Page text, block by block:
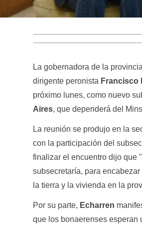
La gobernadora de la
dirigente peronista Francisco
próximo lunes, como nuevo
Aires, que dependerá del
La reunión se produjo en la
con la participación del
finalizar el encuentro dijo que
subsecretaría, para
la tierra y la vivienda en la
Por su parte, Echarren
que los bonaerenses esperan